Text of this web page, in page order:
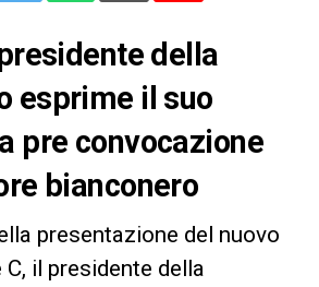
della
esprime il suo
pre convocazione
bianconero
presentazione del nuovo
il presidente della